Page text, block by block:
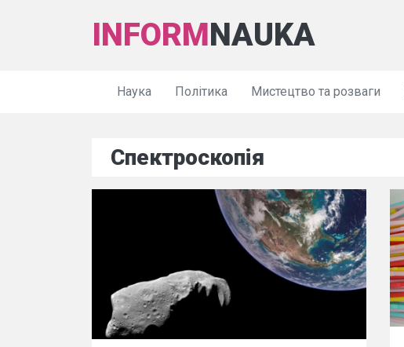
INFORMNAUKA
Наука Політика Мистецтво та розваги
Спектроскопія